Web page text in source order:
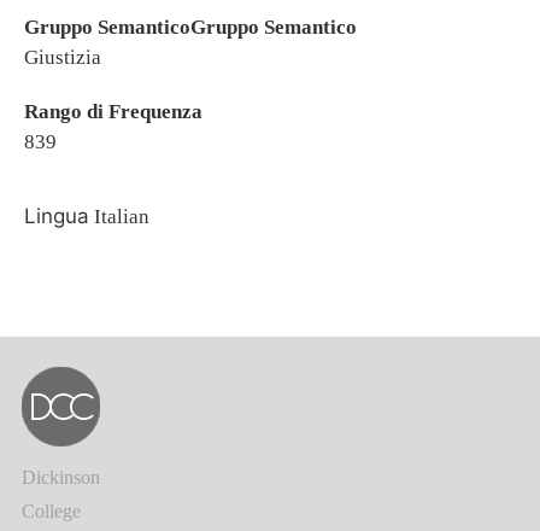
Gruppo SemanticoGruppo Semantico
Giustizia
Rango di Frequenza
839
Lingua Italian
Dickinson
College